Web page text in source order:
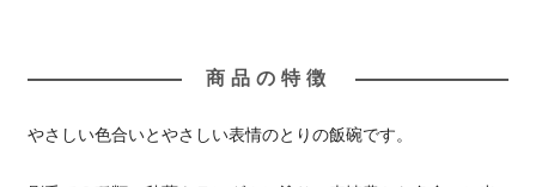
商品の特徴
やさしい色合いとやさしい表情のとりの飯碗です。